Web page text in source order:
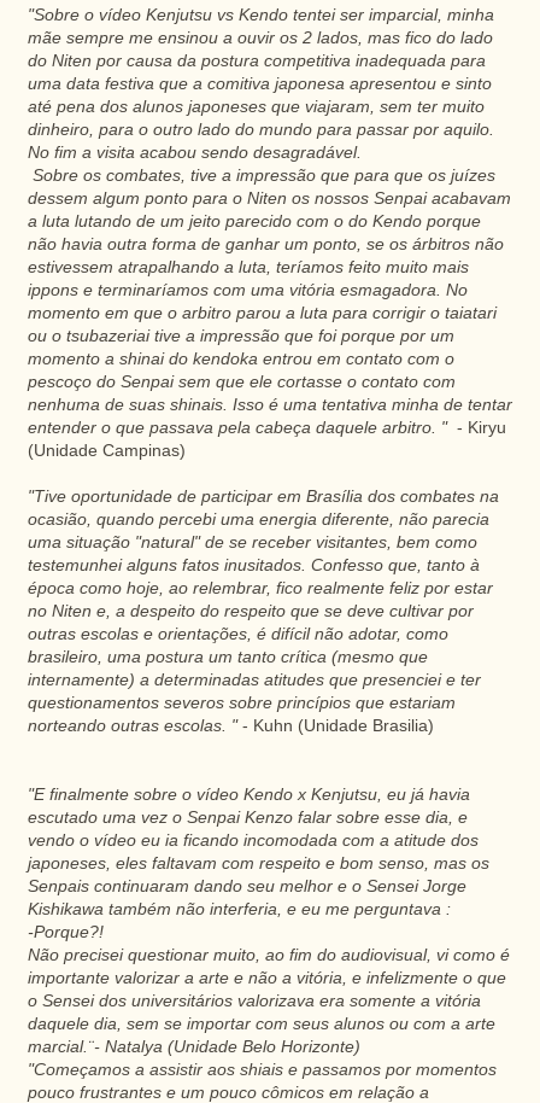
"Sobre o vídeo Kenjutsu vs Kendo tentei ser imparcial, minha
mãe sempre me ensinou a ouvir os 2 lados, mas fico do lado
do Niten por causa da postura competitiva inadequada para
uma data festiva que a comitiva japonesa apresentou e sinto
até pena dos alunos japoneses que viajaram, sem ter muito
dinheiro, para o outro lado do mundo para passar por aquilo.
No fim a visita acabou sendo desagradável.
Sobre os combates, tive a impressão que para que os juízes
dessem algum ponto para o Niten os nossos Senpai acabavam
a luta lutando de um jeito parecido com o do Kendo porque
não havia outra forma de ganhar um ponto, se os árbitros não
estivessem atrapalhando a luta, teríamos feito muito mais
ippons e terminaríamos com uma vitória esmagadora. No
momento em que o arbitro parou a luta para corrigir o taiatari
ou o tsubazeriai tive a impressão que foi porque por um
momento a shinai do kendoka entrou em contato com o
pescoço do Senpai sem que ele cortasse o contato com
nenhuma de suas shinais. Isso é uma tentativa minha de tentar
entender o que passava pela cabeça daquele arbitro. "- Kiryu
(Unidade Campinas)
"Tive oportunidade de participar em Brasília dos combates na
ocasião, quando percebi uma energia diferente, não parecia
uma situação "natural" de se receber visitantes, bem como
testemunhei alguns fatos inusitados. Confesso que, tanto à
época como hoje, ao relembrar, fico realmente feliz por estar
no Niten e, a despeito do respeito que se deve cultivar por
outras escolas e orientações, é difícil não adotar, como
brasileiro, uma postura um tanto crítica (mesmo que
internamente) a determinadas atitudes que presenciei e ter
questionamentos severos sobre princípios que estariam
norteando outras escolas. "- Kuhn (Unidade Brasilia)
"E finalmente sobre o vídeo Kendo x Kenjutsu, eu já havia
escutado uma vez o Senpai Kenzo falar sobre esse dia, e
vendo o vídeo eu ia ficando incomodada com a atitude dos
japoneses, eles faltavam com respeito e bom senso, mas os
Senpais continuaram dando seu melhor e o Sensei Jorge
Kishikawa também não interferia, e eu me perguntava :
-Porque?!
Não precisei questionar muito, ao fim do audiovisual, vi como é
importante valorizar a arte e não a vitória, e infelizmente o que
o Sensei dos universitários valorizava era somente a vitória
daquele dia, sem se importar com seus alunos ou com a arte
marcial.¨- Natalya (Unidade Belo Horizonte)
"Começamos a assistir aos shiais e passamos por momentos
pouco frustrantes e um pouco cômicos em relação a